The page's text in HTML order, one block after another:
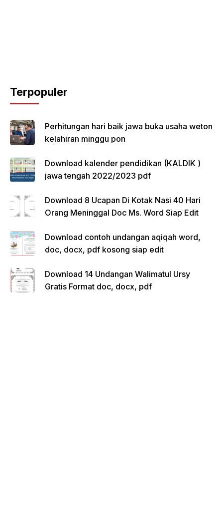
Terpopuler
Perhitungan hari baik jawa buka usaha weton
kelahiran minggu pon
Download kalender pendidikan (KALDIK )
jawa tengah 2022/2023 pdf
Download 8 Ucapan Di Kotak Nasi 40 Hari
Orang Meninggal Doc Ms. Word Siap Edit
Download contoh undangan aqiqah word,
doc, docx, pdf kosong siap edit
Download 14 Undangan Walimatul Ursy
Gratis Format doc, docx, pdf